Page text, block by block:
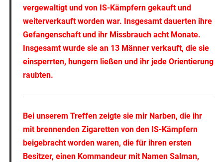
vergewaltigt und von IS-Kämpfern gekauft und
weiterverkauft worden war. Insgesamt dauerten ihre
Gefangenschaft und ihr Missbrauch acht Monate.
Insgesamt wurde sie an 13 Männer verkauft, die sie
einsperrten, hungern ließen und ihr jede Orientierung
raubten.
Bei unserem Treffen zeigte sie mir Narben, die ihr
mit brennenden Zigaretten von den IS-Kämpfern
beigebracht worden waren, die für ihren ersten
Besitzer, einen Kommandeur mit Namen Salman,